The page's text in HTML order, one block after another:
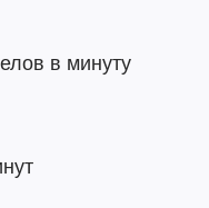
в минуту